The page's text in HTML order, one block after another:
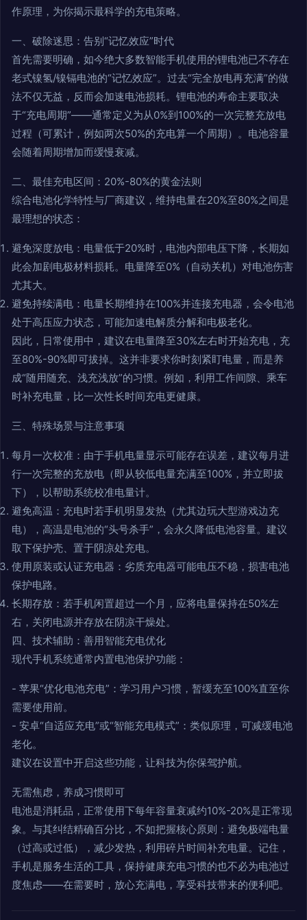
作原理，为你揭示最科学的充电策略。
一、破除迷思：告别“记忆效应”时代
首先需要明确，如今绝大多数智能手机使用的锂电池已不存在
老式镍氢/镍镉电池的“记忆效应”。过去“完全放电再充满”的做
法不仅无益，反而会加速电池损耗。锂电池的寿命主要取决
于“充电周期”——通常定义为从0%到100%的一次完整充放电
过程（可累计，例如两次50%的充电算一个周期）。电池容量
会随着周期增加而缓慢衰减。
二、最佳充电区间：20%-80%的黄金法则
综合电池化学特性与厂商建议，维持电量在20%至80%之间是
最理想的状态：
避免深度放电：电量低于20%时，电池内部电压下降，长期如
此会加剧电极材料损耗。电量降至0%（自动关机）对电池伤害
尤其大。
避免持续满电：电量长期维持在100%并连接充电器，会令电池
处于高压应力状态，可能加速电解质分解和电极老化。
因此，日常使用中，建议在电量降至30%左右时开始充电，充
至80%-90%即可拔掉。这并非要求你时刻紧盯电量，而是养
成“随用随充、浅充浅放”的习惯。例如，利用工作间隙、乘车
时补充电量，比一次性长时间充电更健康。
三、特殊场景与注意事项
每月一次校准：由于手机电量显示可能存在误差，建议每月进
行一次完整的充放电（即从较低电量充满至100%，并立即拔
下），以帮助系统校准电量计。
避免高温：充电时若手机明显发热（尤其边玩大型游戏边充
电），高温是电池的“头号杀手”，会永久降低电池容量。建议
取下保护壳、置于阴凉处充电。
使用原装或认证充电器：劣质充电器可能电压不稳，损害电池
保护电路。
长期存放：若手机闲置超过一个月，应将电量保持在50%左
右，关闭电源并存放在阴凉干燥处。
四、技术辅助：善用智能充电优化
现代手机系统通常内置电池保护功能：
- 苹果“优化电池充电”：学习用户习惯，暂缓充至100%直至你
需要使用前。
- 安卓“自适应充电”或“智能充电模式”：类似原理，可减缓电池
老化。
建议在设置中开启这些功能，让科技为你保驾护航。
无需焦虑，养成习惯即可
电池是消耗品，正常使用下每年容量衰减约10%-20%是正常现
象。与其纠结精确百分比，不如把握核心原则：避免极端电量
（过高或过低），减少发热，利用碎片时间补充电量。记住，
手机是服务生活的工具，保持健康充电习惯的也不必为电池过
度焦虑——在需要时，放心充满电，享受科技带来的便利吧。